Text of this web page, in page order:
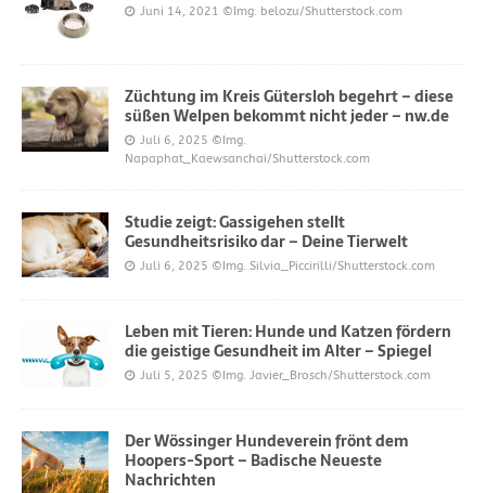
Juni 14, 2021 ©Img. belozu/Shutterstock.com
Züchtung im Kreis Gütersloh begehrt – diese
süßen Welpen bekommt nicht jeder – nw.de
Juli 6, 2025 ©Img.
Napaphat_Kaewsanchai/Shutterstock.com
Studie zeigt: Gassigehen stellt
Gesundheitsrisiko dar – Deine Tierwelt
Juli 6, 2025 ©Img. Silvia_Piccirilli/Shutterstock.com
Leben mit Tieren: Hunde und Katzen fördern
die geistige Gesundheit im Alter – Spiegel
Juli 5, 2025 ©Img. Javier_Brosch/Shutterstock.com
Der Wössinger Hundeverein frönt dem
Hoopers-Sport – Badische Neueste
Nachrichten